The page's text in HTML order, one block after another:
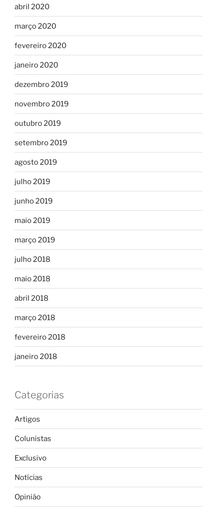
abril 2020
março 2020
fevereiro 2020
janeiro 2020
dezembro 2019
novembro 2019
outubro 2019
setembro 2019
agosto 2019
julho 2019
junho 2019
maio 2019
março 2019
julho 2018
maio 2018
abril 2018
março 2018
fevereiro 2018
janeiro 2018
Categorias
Artigos
Colunistas
Exclusivo
Notícias
Opinião